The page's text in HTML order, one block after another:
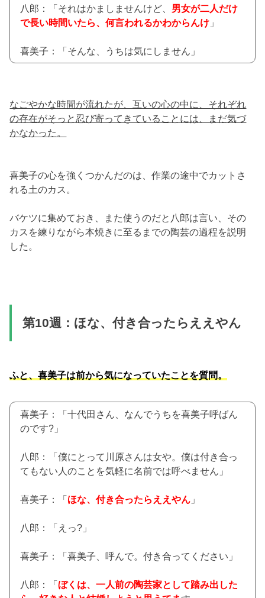
八郎：「それはかましませんけど、 男女が二人だけ
で長い時間いたら、何言われるかわからんけ」
喜美子：「そんな、うちは気にしません」
なごやかな時間が流れたが、互いの心の中に、それぞれ
の存在がそっと忍び寄ってきていることには、まだ気づ
かなかった。
喜美子の心を強くつかんだのは、作業の途中でカットさ
れる土のカス。
バケツに集めておき、また使うのだと八郎は言い、その
カスを練りながら本焼きに至るまでの陶芸の過程を説明
した。
第10週：ほな、付き合ったらええやん
ふと、喜美子は前から気になっていたことを質問。
喜美子：「十代田さん、なんでうちを喜美子呼ばん
のです?」
八郎：「僕にとって川原さんは女や。僕は付き合っ
てもない人のことを気軽に名前では呼べません」
喜美子：「ほな、付き合ったらええやん」
八郎：「えっ?」
喜美子：「喜美子、呼んで。付き合ってください」
八郎：「ぼくは、一人前の陶芸家として踏み出した